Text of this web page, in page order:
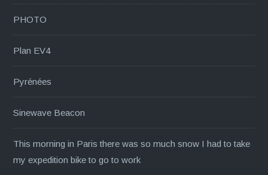
PHOTO
Plan EV4
Pyrénées
Sinewave Beacon
This morning in Paris there was so much snow I had to take
my expedition bike to go to work